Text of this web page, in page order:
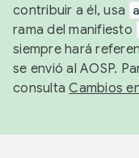
contribuir a él, usa
rama del manifiesto
siempre hará
se envió al AOSP.
consultaCambios